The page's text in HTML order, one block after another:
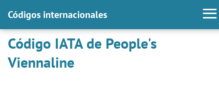
Códigos internacionales
Código IATA de People's
Viennaline